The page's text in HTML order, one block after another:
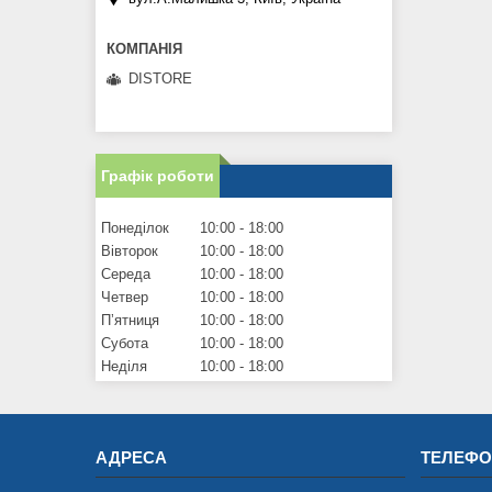
DISTORE
Графік роботи
Понеділок 10:00
18:00
Вівторок
10:00
18:00
Середа
10:00
18:00
Четвер
10:00
18:00
Пʼятниця
10:00
18:00
Субота
10:00
18:00
Неділя
10:00 18:00